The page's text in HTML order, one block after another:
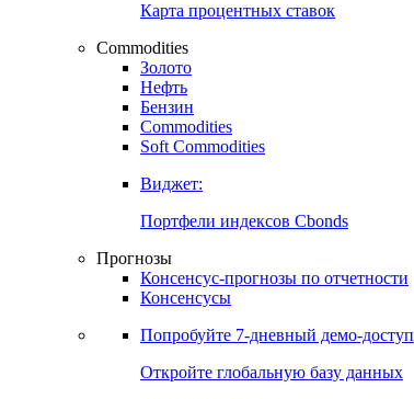
Карта процентных ставок
Commodities
Золото
Нефть
Бензин
Commodities
Soft Commodities
Виджет:
Портфели индексов Cbonds
Прогнозы
Консенсус-прогнозы по отчетности
Консенсусы
Попробуйте 7-дневный демо-доступ
Откройте глобальную базу данных